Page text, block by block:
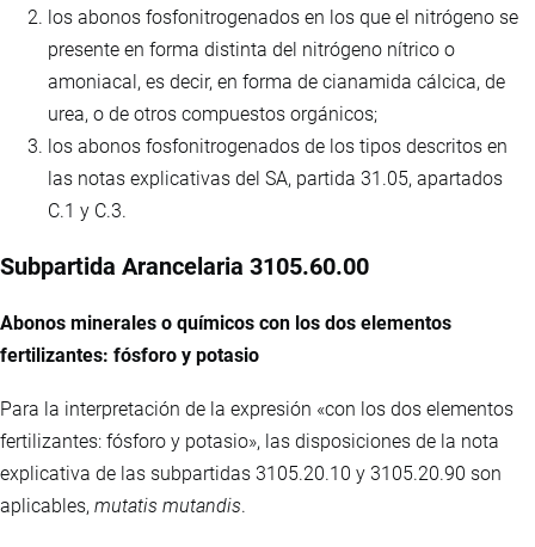
los abonos fosfonitrogenados en los que el nitrógeno se
presente en forma distinta del nitrógeno nítrico o
amoniacal, es decir, en forma de cianamida cálcica, de
urea, o de otros compuestos orgánicos;
los abonos fosfonitrogenados de los tipos descritos en
las notas explicativas del SA, partida 31.05, apartados
C.1 y C.3.
Subpartida Arancelaria 3105.60.00
Abonos minerales o químicos con los dos elementos
fertilizantes: fósforo y potasio
Para la interpretación de la expresión «con los dos elementos
fertilizantes: fósforo y potasio», las disposiciones de la nota
explicativa de las subpartidas 3105.20.10 y 3105.20.90 son
aplicables, mutatis mutandis.